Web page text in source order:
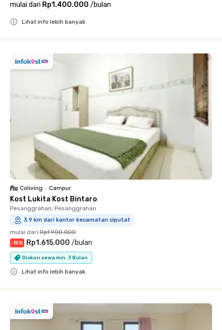
mulai dari Rp1.400.000 /bulan
Lihat info lebih banyak
Coliving • Campur
Kost Lukita Kost Bintaro
Pesanggrahan, Pesanggrahan
3.9 km dari kantor kecamatan ciputat
mulai dari Rp1.900.000
-15% Rp1.615.000 /bulan
Diskon sewa min. 3 Bulan
Lihat info lebih banyak